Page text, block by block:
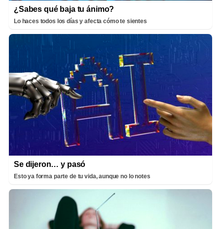
¿Sabes qué baja tu ánimo?
Lo haces todos los días y afecta cómo te sientes
Se dijeron… y pasó
Esto ya forma parte de tu vida, aunque no lo notes